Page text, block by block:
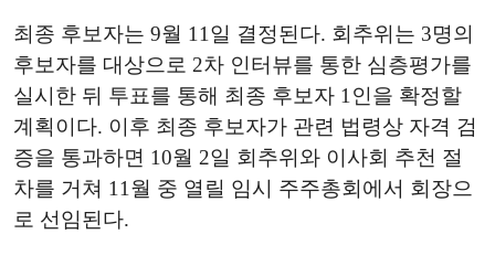
최종 후보자는 9월 11일 결정된다. 회추위는 3명의
후보자를 대상으로 2차 인터뷰를 통한 심층평가를
실시한 뒤 투표를 통해 최종 후보자 1인을 확정할
계획이다. 이후 최종 후보자가 관련 법령상 자격 검
증을 통과하면 10월 2일 회추위와 이사회 추천 절
차를 거쳐 11월 중 열릴 임시 주주총회에서 회장으
로 선임된다.